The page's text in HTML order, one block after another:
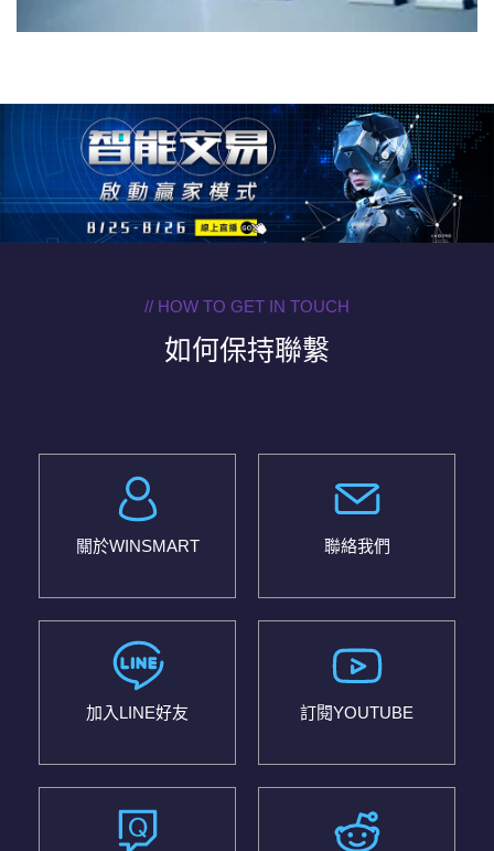
// HOW TO GET IN TOUCH
如何保持聯繫
關於WINSMART 聯絡我們
加入LINE好友 訂閱YOUTUBE